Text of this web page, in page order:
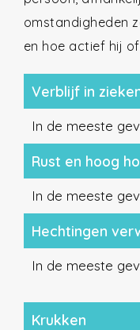
omstandigheden
en hoe actief hij of
Verblijf in
In de meeste
Rust en hoog
In de meeste
Hechtingen
In de meeste
Krukken